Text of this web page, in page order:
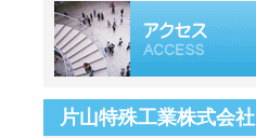
片山特殊工業株式会社